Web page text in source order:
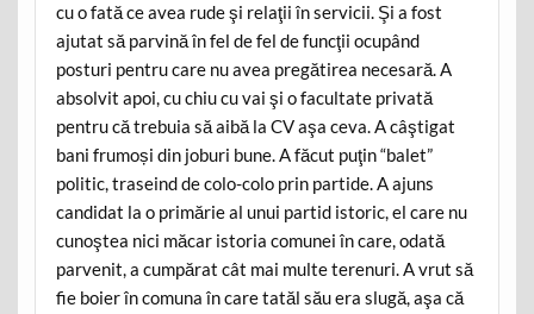
cu o fată ce avea rude şi relaţii în servicii. Şi a fost
ajutat să parvină în fel de fel de funcţii ocupând
posturi pentru care nu avea pregătirea necesară. A
absolvit apoi, cu chiu cu vai şi o facultate privată
pentru că trebuia să aibă la CV aşa ceva. A câştigat
bani frumoși din joburi bune. A făcut puţin “balet”
politic, traseind de colo-colo prin partide. A ajuns
candidat la o primărie al unui partid istoric, el care nu
cunoştea nici măcar istoria comunei în care, odată
parvenit, a cumpărat cât mai multe terenuri. A vrut să
fie boier în comuna în care tatăl său era slugă, aşa că